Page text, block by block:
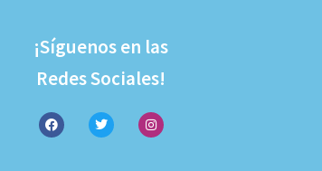
¡Síguenos en las
Redes Sociales!